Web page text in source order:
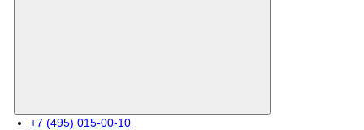
+7 (495) 015-00-10